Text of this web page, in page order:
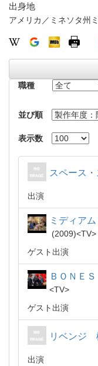
出身地
アメリカ／ミネソタ州
職種
並び順
表示数
スペース
出演
ミディア
2009
TV
ゲスト出演
ＢＯＮＥ
TV
ゲスト出演
リベンジ
出演